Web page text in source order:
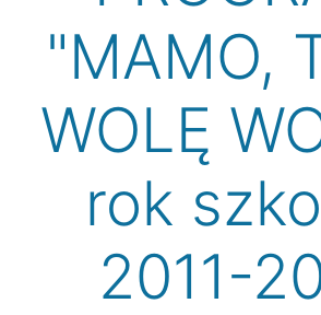
"MAMO,
WOLĘ
rok
2011-